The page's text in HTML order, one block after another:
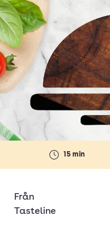
15 min
Från
Tasteline